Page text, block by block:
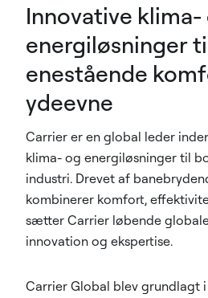
Innovative klima-
energiløsninger
enestående
ydeevne
Carrier er en global leder
klima- og energiløsninger til
industri. Drevet af
kombinerer komfort,
sætter Carrier løbende
innovation og ekspertise.
Carrier Global blev grundlagt i